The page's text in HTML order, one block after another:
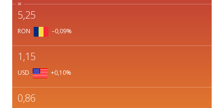
=
5,25
RON –0,09%
1,15
USD +0,10%
0,86